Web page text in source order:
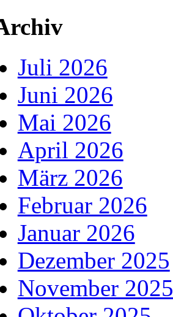
Juli 2026
Juni 2026
Mai 2026
April 2026
März 2026
Februar 2026
Januar 2026
Dezember 2025
November 2025